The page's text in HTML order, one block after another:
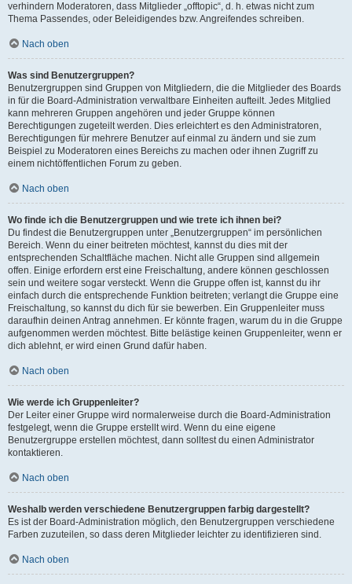
verhindern Moderatoren, dass Mitglieder „offtopic“, d. h. etwas nicht zum
Thema Passendes, oder Beleidigendes bzw. Angreifendes schreiben.
Nach oben
Was sind Benutzergruppen?
Benutzergruppen sind Gruppen von Mitgliedern, die die Mitglieder des Boards
in für die Board-Administration verwaltbare Einheiten aufteilt. Jedes Mitglied
kann mehreren Gruppen angehören und jeder Gruppe können
Berechtigungen zugeteilt werden. Dies erleichtert es den Administratoren,
Berechtigungen für mehrere Benutzer auf einmal zu ändern und sie zum
Beispiel zu Moderatoren eines Bereichs zu machen oder ihnen Zugriff zu
einem nichtöffentlichen Forum zu geben.
Nach oben
Wo finde ich die Benutzergruppen und wie trete ich ihnen bei?
Du findest die Benutzergruppen unter „Benutzergruppen“ im persönlichen
Bereich. Wenn du einer beitreten möchtest, kannst du dies mit der
entsprechenden Schaltfläche machen. Nicht alle Gruppen sind allgemein
offen. Einige erfordern erst eine Freischaltung, andere können geschlossen
sein und weitere sogar versteckt. Wenn die Gruppe offen ist, kannst du ihr
einfach durch die entsprechende Funktion beitreten; verlangt die Gruppe eine
Freischaltung, so kannst du dich für sie bewerben. Ein Gruppenleiter muss
daraufhin deinen Antrag annehmen. Er könnte fragen, warum du in die Gruppe
aufgenommen werden möchtest. Bitte belästige keinen Gruppenleiter, wenn er
dich ablehnt, er wird einen Grund dafür haben.
Nach oben
Wie werde ich Gruppenleiter?
Der Leiter einer Gruppe wird normalerweise durch die Board-Administration
festgelegt, wenn die Gruppe erstellt wird. Wenn du eine eigene
Benutzergruppe erstellen möchtest, dann solltest du einen Administrator
kontaktieren.
Nach oben
Weshalb werden verschiedene Benutzergruppen farbig dargestellt?
Es ist der Board-Administration möglich, den Benutzergruppen verschiedene
Farben zuzuteilen, so dass deren Mitglieder leichter zu identifizieren sind.
Nach oben